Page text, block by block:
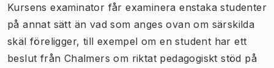
Kursens examinator får examinera enstaka studenter
på annat sätt än vad som anges ovan om särskilda
skäl föreligger, till exempel om en student har ett
beslut från Chalmers om riktat pedagogiskt stöd på